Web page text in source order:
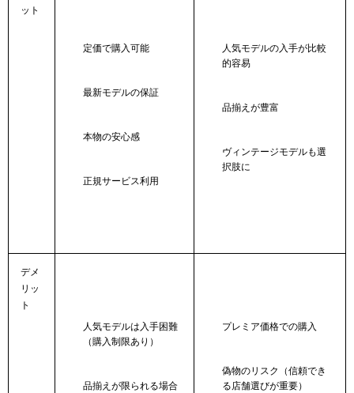
ット
定価で購入可能
最新モデルの保証
本物の安心感
正規サービス利用
人気モデルの入手が比較
的容易
品揃えが豊富
ヴィンテージモデルも選
択肢に
デメ
リッ
ト
人気モデルは入手困難
（購入制限あり）
品揃えが限られる場合
プレミア価格での購入
偽物のリスク（信頼でき
る店舗選びが重要）